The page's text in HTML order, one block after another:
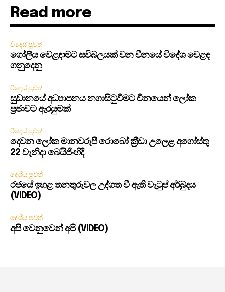
Read more
විදෙස් පුවත්
ගෝලීය වෙළඳාමට සවිබලයක් වන චීනයේ විදේශ වෙළඳ
ගනුදෙනු
විදෙස් පුවත්
සුඩානයේ අධ්‍යාපනය නගාසිටුවීමට චීනයෙන් ලෝක
ප්‍රජාවට ඇරයුමක්
විදෙස් පුවත්
දෙවන ලෝක මානවරූපී රොබෝ ක්‍රීඩා උලෙළ අගෝස්තු
22 වැනිදා බෙයිජිංහිදී
දේශීය පුවත්
රජයේ ඉහළ තනතුරුවල උද්ගත වී ඇති වැටුප් අර්බුදය
(VIDEO)
දේශීය පුවත්
අපි වෙනුවෙන් අපි (VIDEO)